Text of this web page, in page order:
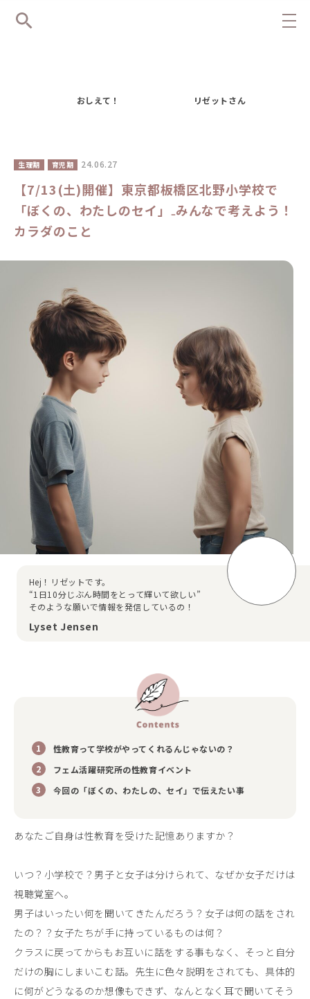
おしえて！ リゼットさん
生理期 育児期 24.06.27
【7/13(土)開催】東京都板橋区北野小学校で
「ぼくの、わたしのセイ」₋みんなで考えよう！
カラダのこと
Hej！リゼットです。
“1日10分じぶん時間をとって輝いて欲しい”
そのような願いで情報を発信しているの！
Lyset Jensen
性教育って学校がやってくれるんじゃないの？
フェム活躍研究所の性教育イベント
今回の「ぼくの、わたしの、セイ」で伝えたい事
あなたご自身は性教育を受けた記憶ありますか？
いつ？小学校で？男子と女子は分けられて、なぜか女子だけは
視聴覚室へ。
男子はいったい何を聞いてきたんだろう？女子は何の話をされ
たの？？女子たちが手に持っているものは何？
クラスに戻ってからもお互いに話をする事もなく、そっと自分
だけの胸にしまいこむ話。先生に色々説明をされても、具体的
に何がどうなるのか想像もできず、なんとなく耳で聞いてそう